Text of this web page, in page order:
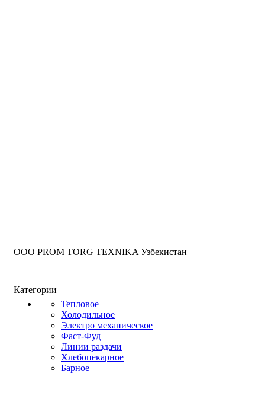
OOO PROM TORG TEXNIKA Узбекистан
Категории
Тепловое
Холодильное
Электро механическое
Фаст-Фуд
Линии раздачи
Хлебопекарное
Барное